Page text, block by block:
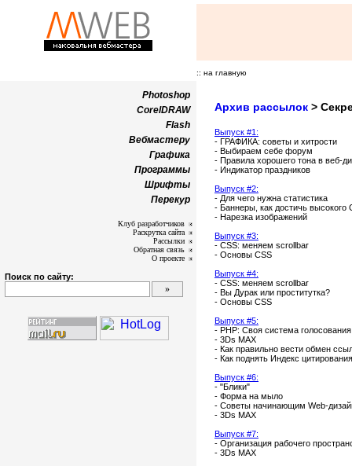
:: на главную
Photoshop
CorelDRAW
Flash
Вебмастеру
Графика
Программы
Шрифты
Перекур
Клуб разработчиков
Раскрутка сайта
Рассылки
Обратная связь
О проекте
Поиск по сайту:
Архив рассылок >
Выпуск #1:
- ГРАФИКА: советы и хитрости
- Выбираем себе форум
- Правила хорошего тона в веб-
- Индикатор праздников
Выпуск #2:
- Для чего нужна статистика
- Баннеры, как достичь высокого
- Нарезка изображений
Выпуск #3:
- CSS: меняем scrollbar
- Основы CSS
Выпуск #4:
- CSS: меняем scrollbar
- Вы Дурак или проститутка?
- Основы CSS
Выпуск #5:
- PHP: Своя система голосования
- 3Ds MAX
- Как правильно вести обмен
- Как поднять Индекс
Выпуск #6:
- "Блики"
- Форма на мыло
- Советы начинающим Web-
- 3Ds MAX
Выпуск #7:
- Организация рабочего
- 3Ds MAX